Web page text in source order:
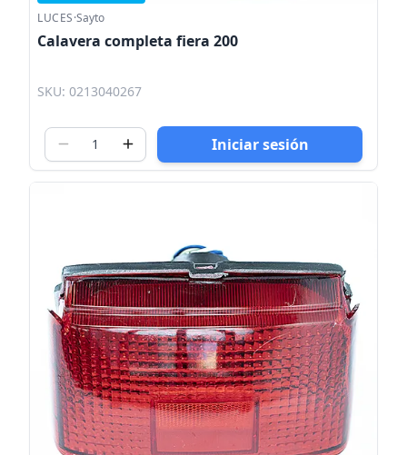
LUCES·Sayto
Calavera completa fiera 200
SKU: 0213040267
Iniciar sesión